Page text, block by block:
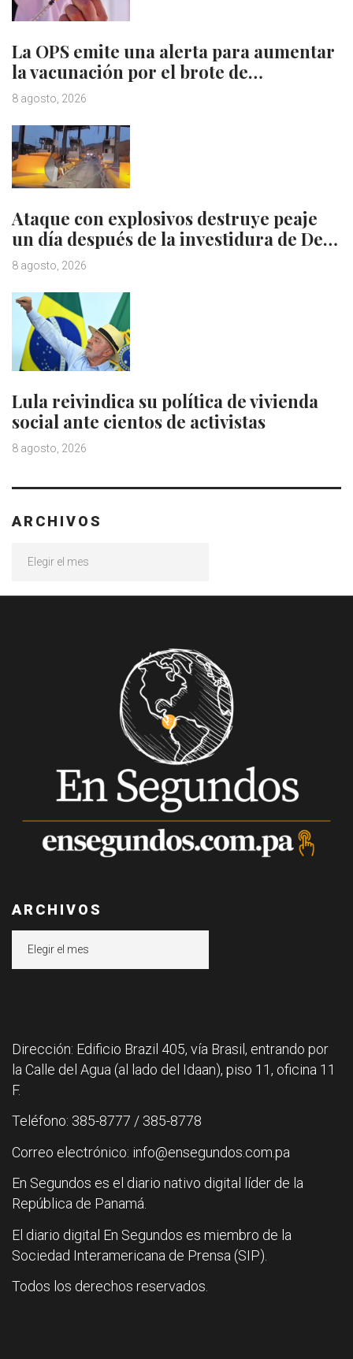
La OPS emite una alerta para aumentar
la vacunación por el brote de…
8 agosto, 2026
Ataque con explosivos destruye peaje
un día después de la investidura de De…
8 agosto, 2026
Lula reivindica su política de vivienda
social ante cientos de activistas
8 agosto, 2026
ARCHIVOS
ARCHIVOS
Dirección: Edificio Brazil 405, vía Brasil, entrando por
la Calle del Agua (al lado del Idaan), piso 11, oficina 11
F.
Teléfono: 385-8777 / 385-8778
Correo electrónico: info@ensegundos.com.pa
En Segundos es el diario nativo digital líder de la
República de Panamá.
El diario digital En Segundos es miembro de la
Sociedad Interamericana de Prensa (SIP).
Todos los derechos reservados.